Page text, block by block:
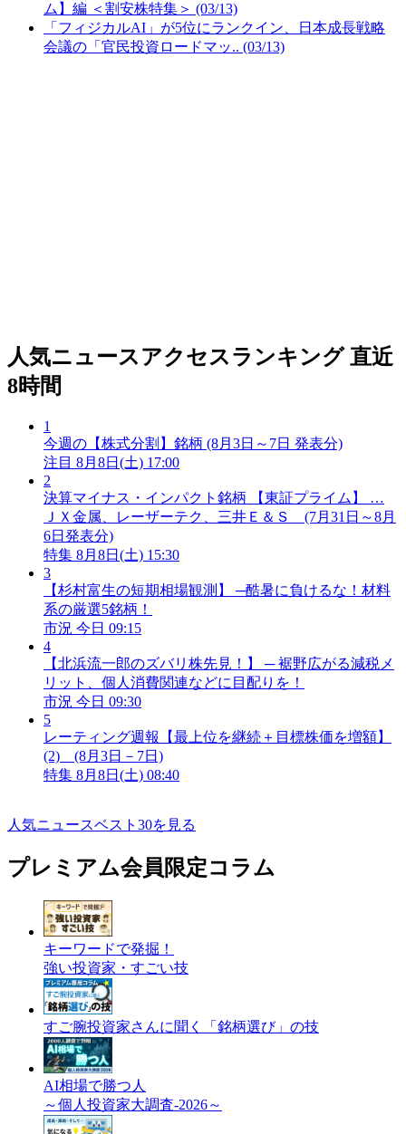
ム】編 ＜割安株特集＞ (03/13)
「フィジカルAI」が5位にランクイン、日本成長戦略
会議の「官民投資ロードマッ.. (03/13)
人気ニュースアクセスランキング 直近
8時間
1
今週の【株式分割】銘柄 (8月3日～7日 発表分)
注目 8月8日(土) 17:00
2
決算マイナス・インパクト銘柄 【東証プライム】 …
ＪＸ金属、レーザーテク、三井Ｅ＆Ｓ (7月31日～8月
6日発表分)
特集 8月8日(土) 15:30
3
【杉村富生の短期相場観測】 ─酷暑に負けるな！材料
系の厳選5銘柄！
市況 今日 09:15
4
【北浜流一郎のズバリ株先見！】 ─ 裾野広がる減税メ
リット、個人消費関連などに目配りを！
市況 今日 09:30
5
レーティング週報【最上位を継続＋目標株価を増額】
(2) (8月3日－7日)
特集 8月8日(土) 08:40
人気ニュースベスト30を見る
プレミアム会員限定コラム
キーワードで発掘！
強い投資家・すごい技
すご腕投資家さんに聞く「銘柄選び」の技
AI相場で勝つ人
～個人投資家大調査-2026～